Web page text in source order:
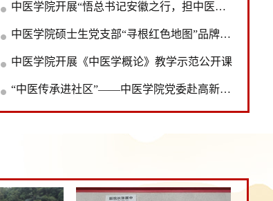
中医学院党委与合肥市卫岗小学总支部联合举办结对共建签约仪式
中医学院开展“悟总书记安徽之行，担中医药创新之责”研学与红色地图寻根活动
中医学院硕士生党支部“寻根红色地图”品牌活动——参观茶壶山革命烈士陵园暨党支部书记讲党课
中医学院开展《中医学概论》教学示范公开课
“中医传承进社区”——中医学院党委赴高新区兴园社区开展义诊活动